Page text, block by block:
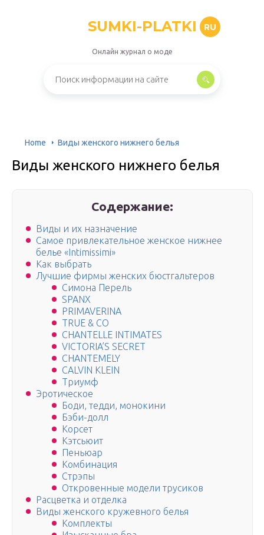
SUMKI-PLATKI RU
Онлайн журнал о моде
Home Виды женского нижнего белья
Виды женского нижнего белья
Содержание:
Виды и их назначение
Самое привлекательное женское нижнее
белье «Intimissimi»
Как выбрать
Лучшие фирмы женских бюстгальтеров
Симона Перель
SPANX
PRIMAVERINA
TRUE & CO
CHANTELLE INTIMATES
VICTORIA’S SECRET
CHANTEMELY
CALVIN KLEIN
Триумф
Эротическое
Боди, тедди, монокини
Бэби-долл
Корсет
Кэтсьюит
Пеньюар
Комбинация
Стрэпы
Откровенные модели трусиков
Расцветка и отделка
Виды женского кружевного белья
Комплекты